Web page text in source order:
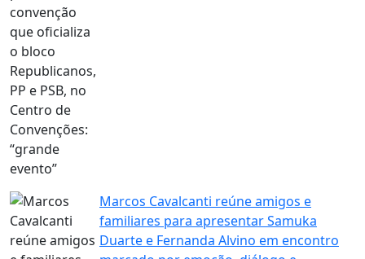
Marcos Cavalcanti reúne amigos e
familiares para apresentar Samuka
Duarte e Fernanda Alvino em encontro